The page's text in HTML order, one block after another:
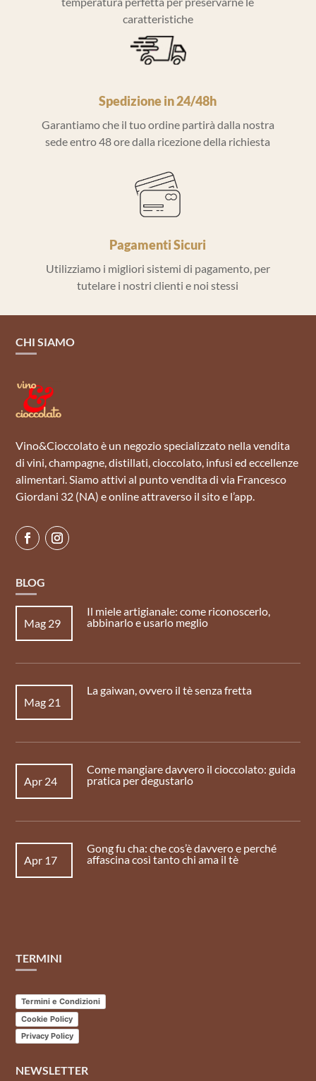
caratteristiche
Spedizione in 24/48h
Garantiamo che il tuo ordine partirà dalla nostra
sede entro 48 ore dalla ricezione della richiesta
Pagamenti Sicuri
Utilizziamo i migliori sistemi di pagamento, per
tutelare i nostri clienti e noi stessi
CHI SIAMO
Vino&Cioccolato è un negozio specializzato nella vendita
di vini, champagne, distillati, cioccolato, infusi ed eccellenze
alimentari. Siamo attivi al punto vendita di via Francesco
Giordani 32 (NA) e online attraverso il sito e l’app.
BLOG
Il miele artigianale: come riconoscerlo,
abbinarlo e usarlo meglio
Mag 29
La gaiwan, ovvero il tè senza fretta
Mag 21
Come mangiare davvero il cioccolato: guida
pratica per degustarlo
Apr 24
Gong fu cha: che cos’è davvero e perché
affascina così tanto chi ama il tè
Apr 17
TERMINI
Termini e Condizioni
Cookie Policy
Privacy Policy
NEWSLETTER